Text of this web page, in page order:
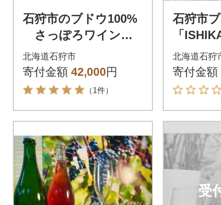
石狩市のブドウ100%
さっぽろワインの
石狩ラベル入り5本セ
ット
北海道石狩市
寄付金額 42,000円
（1件）
石狩市
「
赤・白2
北海道石狩
寄付金額
受